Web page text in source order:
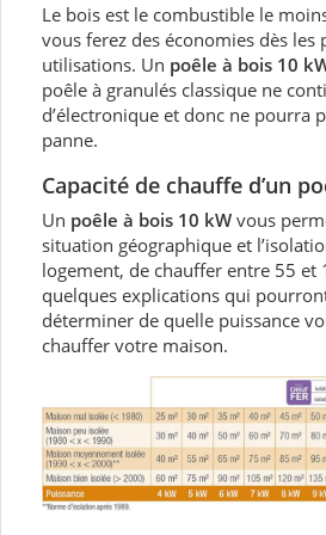
Le bois est le combustible le
vous ferez des économies dès les
utilisations. Un poêle à bois 10
poêle à granulés classique ne
d’électronique et donc ne pourra
panne.
Capacité de chauffe d’un
Un poêle à bois 10 kW vous
situation géographique et
logement, de chauffer entre 55 et
quelques explications qui
déterminer de quelle puissance
chauffer votre maison.